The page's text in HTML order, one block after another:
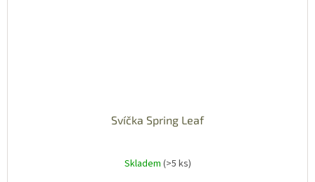
Svíčka Spring Leaf
Skladem (>5 ks)